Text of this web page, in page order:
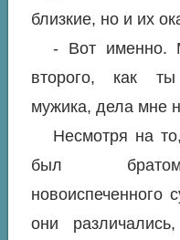
близкие, но и их
- Вот
второго, как ты
мужика, дела мне
Несмотря на
был
новоиспеченного
они